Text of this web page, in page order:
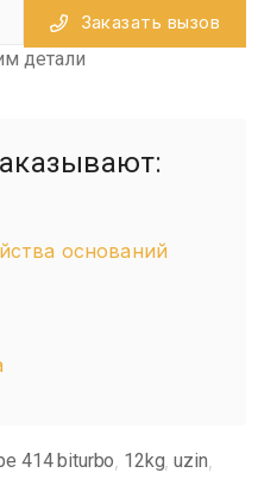
Заказать вызов
детали
оснований
414 biturbo 12kg ,uzin